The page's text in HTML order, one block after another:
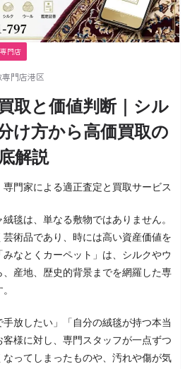
門店
門店港区
取と価値判断｜シル
け方から高価買取の
解説
門家による適正査定と買取サービス
毯は、単なる敷物ではありません。
術品であり、時には高い資産価値を
なとくカーペット」は、シルクやウ
産地、歴史的背景までを網羅した専
手放したい」「自分の絨毯が持つ本当
様に対し、専門スタッフが一点ずつ
ってしまったものや、汚れや傷が気